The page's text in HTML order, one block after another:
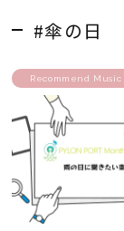
#傘の日
Recommend Music